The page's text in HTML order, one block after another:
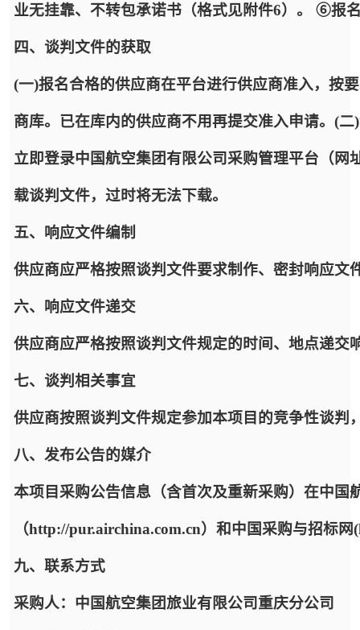
业无挂靠、不转包承诺书（格式见附件6）。 ⑥报
四、谈判文件的获取
(一)报名合格的供应商在平台进行供应商准入，按
商库。已在库内的供应商不用再提交准入申请。(
立即登录中国航空集团有限公司采购管理平台（
载谈判文件，过时将无法下载。
五、响应文件编制
供应商应严格按照谈判文件要求制作、密封响应文
六、响应文件递交
供应商应严格按照谈判文件规定的时间、地点递交
七、谈判相关事宜
供应商按照谈判文件规定参加本项目的竞争性谈判
八、发布公告的媒介
本项目采购公告信息（含首次及重新采购）在中国
（http://pur.airchina.com.cn）和中国采购与招标
九、联系方式
采购人：中国航空集团旅业有限公司重庆分公司